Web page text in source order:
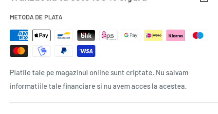
METODA DE PLATA
Platile tale pe magazinul online sunt criptate. Nu salvam
informatiile tale financiare si nu avem acces la acestea.